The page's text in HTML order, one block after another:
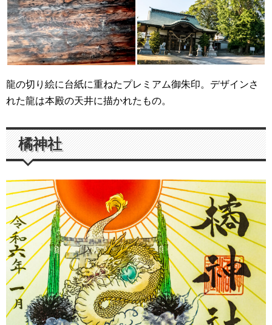
龍の切り絵に台紙に重ねたプレミアム御朱印。デザインさ
れた龍は本殿の天井に描かれたもの。
橘神社